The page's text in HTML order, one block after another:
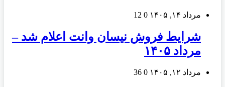
مرداد ۱۴, ۱۴۰۵ 0
12
شرایط فروش نیسان وانت اعلام شد –
مرداد ۱۴۰۵
مرداد ۱۲, ۱۴۰۵ 0
36